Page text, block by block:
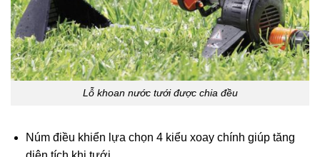
Lỗ khoan nước tưới được chia đều
Núm điều khiển lựa chọn 4 kiểu xoay chính giúp tăng